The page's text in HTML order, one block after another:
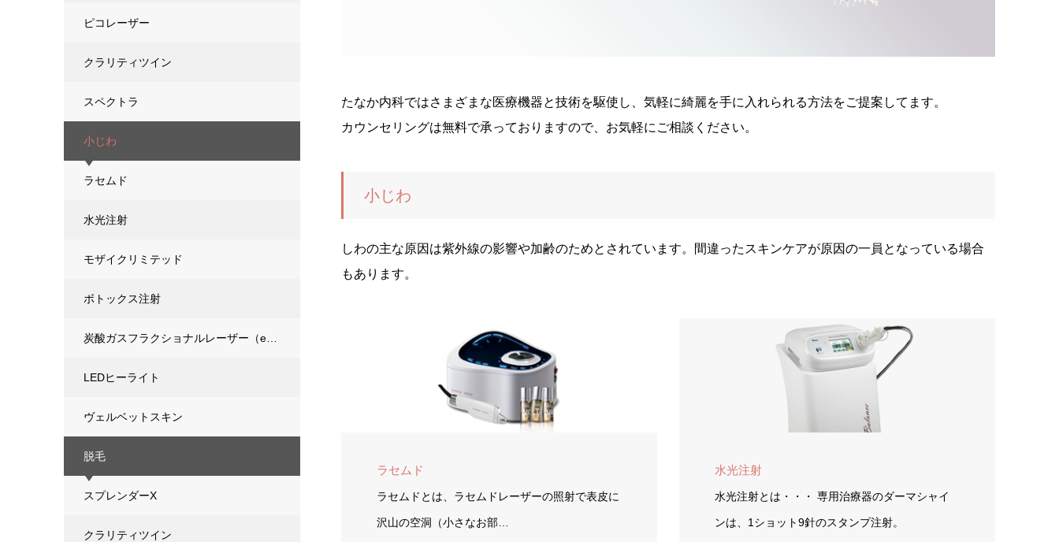
たなか内科ではさまざまな医療機器と技術を駆使し、気軽に綺麗を手に入れられる方法をご提案してます。
カウンセリングは無料で承っておりますので、お気軽にご相談ください。
小じわ
しわの主な原因は紫外線の影響や加齢のためとされています。間違ったスキンケアが原因の一員となっている場合
もあります。
ラセムド
ラセムドとは、ラセムドレーザーの照射で表皮に
沢山の空洞（小さなお部…
水光注射
水光注射とは・・・ 専用治療器のダーマシャイ
ンは、1ショット9針のスタンプ注射。
ピコレーザー
クラリティツイン
スペクトラ
小じわ
ラセムド
水光注射
モザイクリミテッド
ボトックス注射
LEDヒーライト
ヴェルベットスキン
脱毛
スプレンダーX
クラリティツイン